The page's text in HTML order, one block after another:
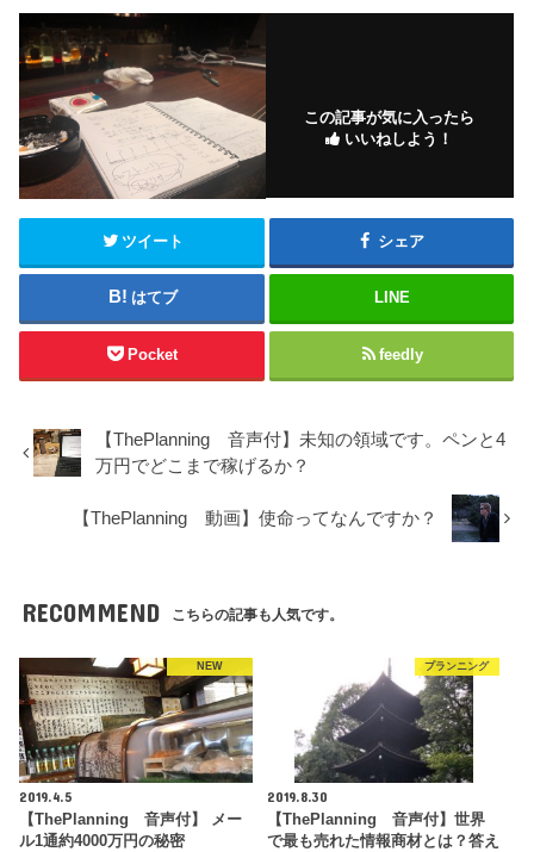
この記事が気に入ったら
いいねしよう！
ツイート シェア
はてブ LINE
Pocket feedly
【ThePlanning 音声付】未知の領域です。ペンと4
万円でどこまで稼げるか？
【ThePlanning 動画】使命ってなんですか？
RECOMMEND こちらの記事も人気です。
NEW
2019.4.5
【ThePlanning 音声付】 メー
ル1通約4000万円の秘密
プランニング
2019.8.30
【ThePlanning 音声付】世界
で最も売れた情報商材とは？答え